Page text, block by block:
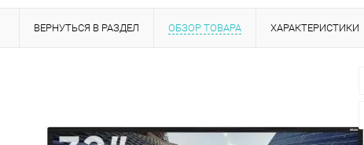
ВЕРНУТЬСЯ В РАЗДЕЛ ОБЗОР ТОВАРА ХАРАКТЕРИСТИКИ